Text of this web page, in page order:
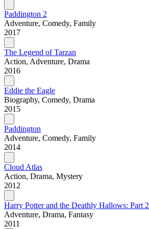
Paddington 2
Adventure, Comedy, Family
2017
The Legend of Tarzan
Action, Adventure, Drama
2016
Eddie the Eagle
Biography, Comedy, Drama
2015
Paddington
Adventure, Comedy, Family
2014
Cloud Atlas
Action, Drama, Mystery
2012
Harry Potter and the Deathly Hallows: Part 2
Adventure, Drama, Fantasy
2011